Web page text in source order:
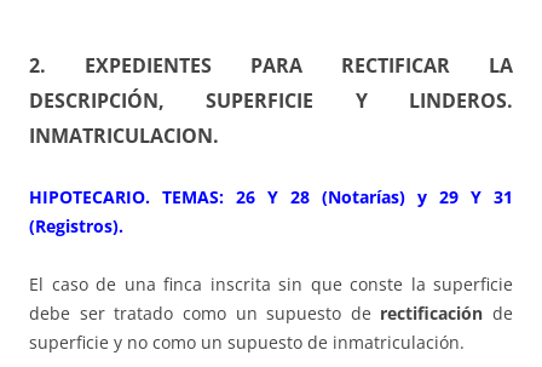
2. EXPEDIENTES PARA RECTIFICAR LA
DESCRIPCIÓN, SUPERFICIE Y LINDEROS.
INMATRICULACION.
HIPOTECARIO. TEMAS: 26 Y 28 (Notarías) y 29 Y 31
(Registros).
El caso de una finca inscrita sin que conste la superficie
debe ser tratado como un supuesto de rectificación de
superficie y no como un supuesto de inmatriculación.